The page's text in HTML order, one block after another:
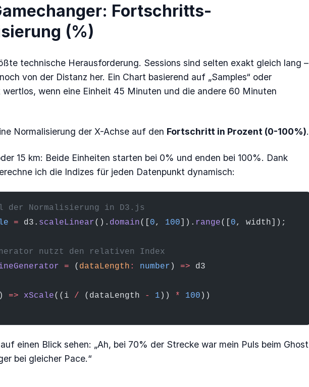
Fortschritts-
(%)
technische Herausforderung. Sessions sind selten exakt gleich lang –
von der Distanz her. Ein Chart basierend auf „Samples“ oder
wertlos, wenn eine Einheit 45 Minuten und die andere 60 Minuten
Normalisierung der X-Achse auf den Fortschritt in Prozent (0-100%).
15 km: Beide Einheiten starten bei 0% und enden bei 100%. Dank
ich die Indizes für jeden Datenpunkt dynamisch:
Normalisierung in D3.js
= d3. scaleLinear(). domain([ 0, 100 ]). range([ 0, width]);
nutzt den relativen Index
= ( dataLength : number ) => d3
) => xScale((i / (dataLength - 1 )) * 100 ))
einen Blick sehen: „Ah, bei 70% der Strecke war mein Puls beim Ghost
bei gleicher Pace.“